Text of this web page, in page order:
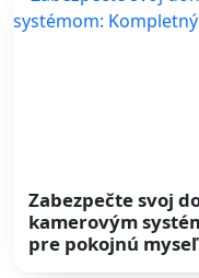
Zabezpečte svoj
kamerovým
pre pokojnú myseľ